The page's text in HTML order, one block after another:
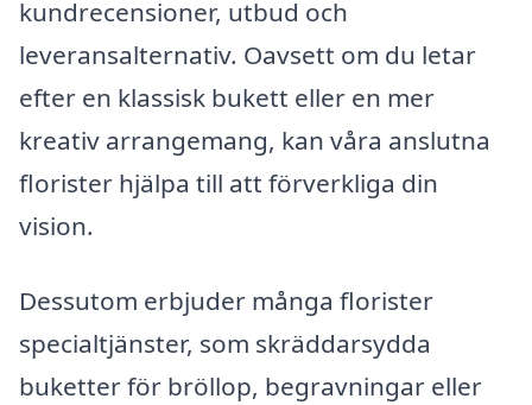
kundrecensioner, utbud och
leveransalternativ. Oavsett om du letar
efter en klassisk bukett eller en mer
kreativ arrangemang, kan våra anslutna
florister hjälpa till att förverkliga din
vision.
Dessutom erbjuder många florister
specialtjänster, som skräddarsydda
buketter för bröllop, begravningar eller